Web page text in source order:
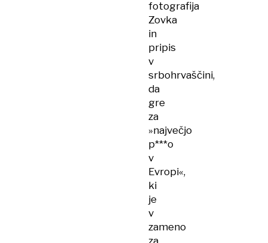
fotografija
Zovka
in
pripis
v
srbohrvaščini,
da
gre
za
»največjo
p***o
v
Evropi«,
ki
je
v
zameno